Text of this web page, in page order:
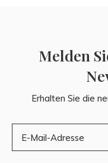
Melden
Erhalten Sie die